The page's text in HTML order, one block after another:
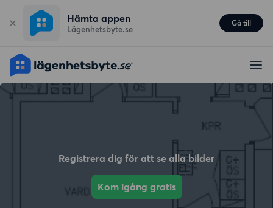
Hämta appen
Lägenhetsbyte.se
Gå till
Registrera dig för att se alla bilder
Kom igång gratis